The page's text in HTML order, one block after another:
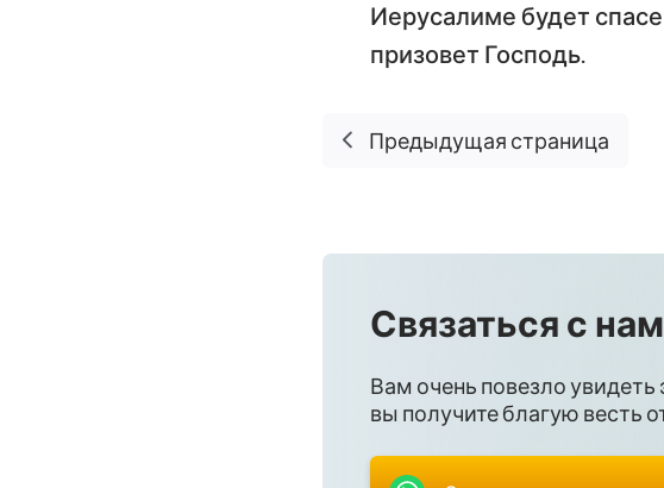
Иерусалиме будет
призовет Господь.
Предыдущая страница
Связаться с
Вам очень повезло
вы получите благую весть